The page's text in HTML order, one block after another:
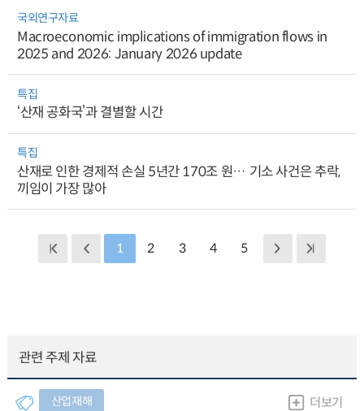
국외연구자료
Macroeconomic implications of immigration flows in
2025 and 2026: January 2026 update
특집
‘산재 공화국’과 결별할 시간
특집
산재로 인한 경제적 손실 5년간 170조 원… 기소 사건은 추락,
끼임이 가장 많아
1 2 3 4 5
관련 주제 자료
산업재해 더보기